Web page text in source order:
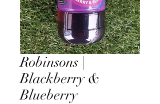
Robinsons |
Blackberry &
Blueberry